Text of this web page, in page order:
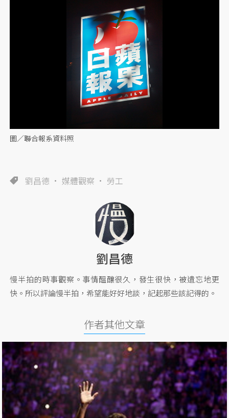
圖／聯合報系資料照
劉昌德 媒體觀察 勞工
劉昌德
慢半拍的時事觀察。事情醞釀很久，發生很快，被遺忘地更
快。所以評論慢半拍，希望能好好地談，記起那些該記得的。
作者其他文章